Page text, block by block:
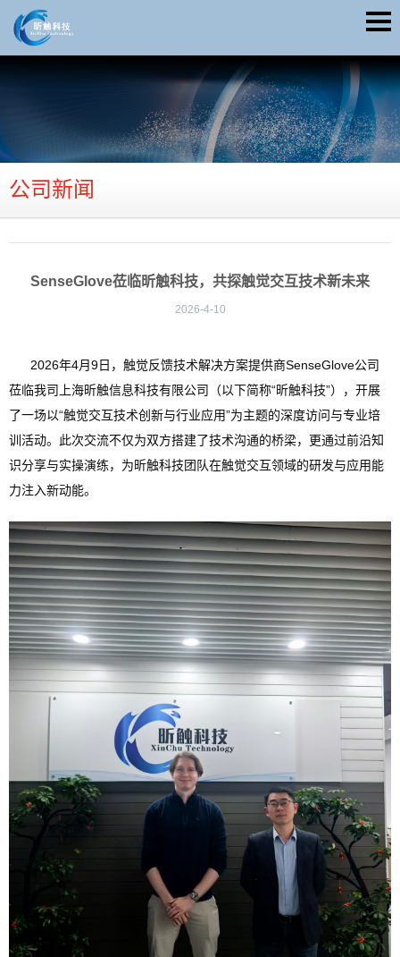
公司新闻
SenseGlove莅临昕触科技，共探触觉交互技术新未来
2026-4-10
2026年4月9日，触觉反馈技术解决方案提供商SenseGlove公司
莅临我司上海昕触信息科技有限公司（以下简称“昕触科技”），开展
了一场以“触觉交互技术创新与行业应用”为主题的深度访问与专业培
训活动。此次交流不仅为双方搭建了技术沟通的桥梁，更通过前沿知
识分享与实操演练，为昕触科技团队在触觉交互领域的研发与应用能
力注入新动能。